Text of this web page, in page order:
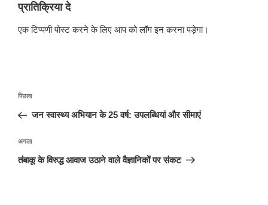
प्रातिक्रिया दे
एक टिप्पणी पोस्ट करने के लिए आप कोलॉग इनकरना पड़ेगा।
पोस्ट
पिछला
पोस्ट:
पिछला
जन स्वास्थ्य अभियान के 25 वर्ष: उपलब्धियां और सीमाएं
अगली
पोस्ट
अगला
तंबाकू के विरुद्ध आवाज उठाने वाले वैज्ञानिकों पर संकट